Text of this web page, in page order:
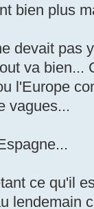
bien plus
devait pas
va bien...
l'Europe
vagues...
ce qu'il
lendemain